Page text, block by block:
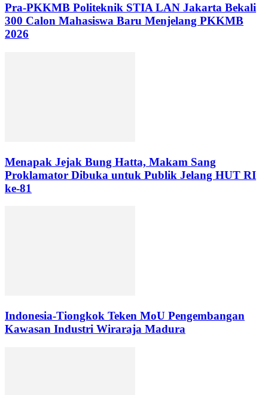
Pra-PKKMB Politeknik STIA LAN Jakarta Bekali
300 Calon Mahasiswa Baru Menjelang PKKMB
2026
Menapak Jejak Bung Hatta, Makam Sang
Proklamator Dibuka untuk Publik Jelang HUT RI
ke-81
Indonesia-Tiongkok Teken MoU Pengembangan
Kawasan Industri Wiraraja Madura